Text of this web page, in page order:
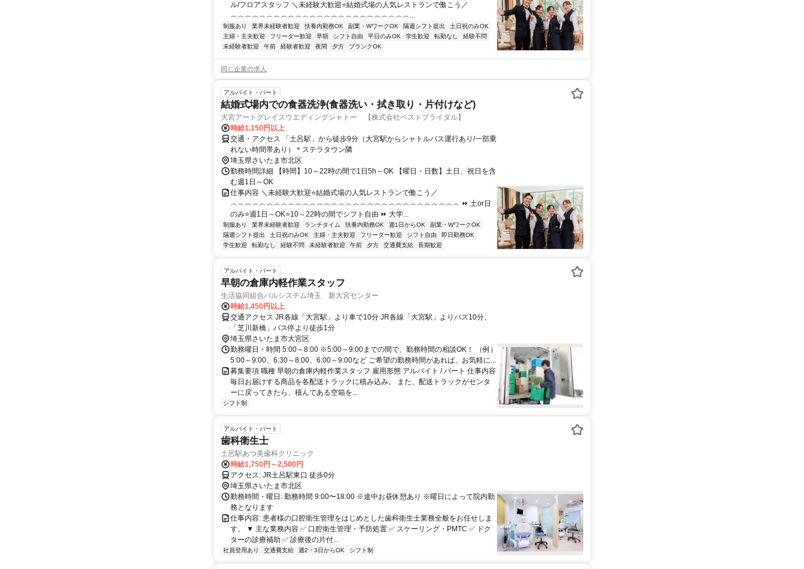
ル/フロアスタッフ ＼未経験大歓迎⭐結婚式場の人気レストランで働こう／
︵︵︵︵︵︵︵︵︵︵︵︵︵︵︵︵︵︵︵︵︵︵︵︵︵...
制服あり 業界未経験者歓迎 扶養内勤務OK 副業・WワークOK 隔週シフト提出
土日祝のみOK
主婦・主夫歓迎
フリーター歓迎 早朝 シフト自由 平日のみOK 学生歓迎 転勤なし
経験不問
未経験者歓迎
午前 経験者歓迎 夜間 夕方 ブランクOK
同じ企業の求人
アルバイト・パート
結婚式場内での食器洗浄(食器洗い・拭き取り・片付けなど)
大宮アートグレイスウエディングシャトー 【株式会社ベストブライダル】
時給1,150円以上
交通・アクセス 「土呂駅」から徒歩9分（大宮駅からシャトルバス運行あり/一部乗
れない時間帯あり）＊ステラタウン隣
埼玉県さいたま市北区
勤務時間詳細 【時間】10～22時の間で1日5h～OK 【曜日・日数】土日、祝日を含
む週1日～OK
仕事内容 ＼未経験大歓迎⭐結婚式場の人気レストランで働こう／
︵︵︵︵︵︵︵︵︵︵︵︵︵︵︵︵︵︵︵︵︵︵︵︵︵︵︵︵︵︵︵︵ ⏩ 土or日
のみ⭐週1日～OK⭐10～22時の間でシフト自由 ⏩ 大学...
制服あり 業界未経験者歓迎 ランチタイム 扶養内勤務OK 週1日からOK
副業・WワークOK
隔週シフト提出
土日祝のみOK 主婦・主夫歓迎 フリーター歓迎 シフト自由
即日勤務OK
学生歓迎
転勤なし 経験不問 未経験者歓迎 午前 夕方 交通費支給 長期歓迎
アルバイト・パート
早朝の倉庫内軽作業スタッフ
生活協同組合パルシステム埼玉 新大宮センター
時給1,450円以上
交通アクセス JR各線「大宮駅」より車で10分 JR各線「大宮駅」よりバス10分、
「芝川新橋」バス停より徒歩1分
埼玉県さいたま市大宮区
勤務曜日・時間 5:00～8:00 ※5:00～9:00までの間で、勤務時間の相談OK！ （例）
5:00～9:00、6:30～8:00、6:00～9:00など ご希望の勤務時間があれば、お気軽に...
募集要項 職種 早朝の倉庫内軽作業スタッフ 雇用形態 アルバイト / パート 仕事内容
毎日お届けする商品を各配送トラックに積み込み。 また、配送トラックがセンタ
ーに戻ってきたら、積んである空箱を...
シフト制
アルバイト・パート
歯科衛生士
土呂駅あつ美歯科クリニック
時給1,750円～2,500円
アクセス: JR土呂駅東口 徒歩0分
埼玉県さいたま市北区
勤務時間・曜日: 勤務時間 9:00〜18:00 ※途中お昼休憩あり ※曜日によって院内勤
務となります
仕事内容: 患者様の口腔衛生管理をはじめとした歯科衛生士業務全般をお任せしま
す。 ▼ 主な業務内容 ✅ 口腔衛生管理・予防処置 ✅ スケーリング・PMTC ✅ ドク
ターの診療補助 ✅ 診療後の片付...
社員登用あり 交通費支給 週2・3日からOK シフト制